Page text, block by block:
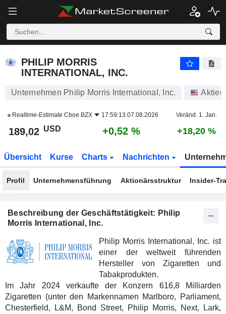
PHILIP MORRIS
INTERNATIONAL, INC.
Unternehmen Philip Morris International, Inc. Aktien
Realtime-Estimate Cboe BZX 17:59:13 07.08.2026 Veränd. 1. Jan.
189,02 USD +0,52 % +18,20 %
Übersicht Kurse Charts Nachrichten
Profil Unternehmensführung Aktionärsstruktur Insider-
Beschreibung der Geschäftstätigkeit: Philip
Morris International, Inc.
Philip Morris International, Inc. ist
einer der weltweit führenden
Hersteller von Zigaretten und
Tabakprodukten.
Im Jahr 2024 verkaufte der Konzern 616,8 Milliarden
Zigaretten (unter den Markennamen Marlboro, Parliament,
Chesterfield, L&M, Bond Street, Philip Morris, Next, Lark,